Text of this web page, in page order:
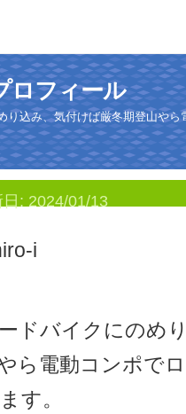
ロフィール
り込み、気付けば厳冬期登山や
: 2024/01/13
i
ドバイクにのめ
ら電動コンポで
す。